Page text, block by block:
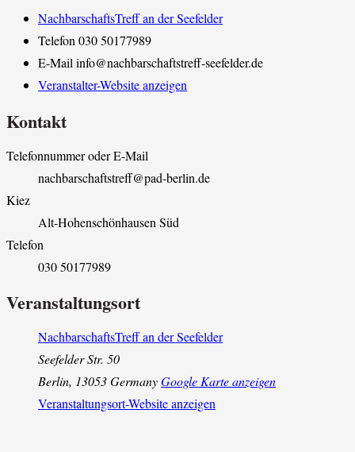
NachbarschaftsTreff an der Seefelder
Telefon030 50177989
E-Mailinfo@nachbarschaftstreff-seefelder.de
Veranstalter-Website anzeigen
Kontakt
Telefonnummer oder E-Mail
nachbarschaftstreff@pad-berlin.de
Kiez
Alt-Hohenschönhausen Süd
Telefon
030 50177989
Veranstaltungsort
NachbarschaftsTreff an der Seefelder
Seefelder Str. 50
Berlin, 13053GermanyGoogle Karte anzeigen
Veranstaltungsort-Website anzeigen